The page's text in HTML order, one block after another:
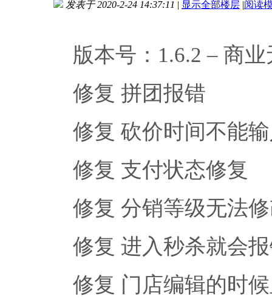
发表于 2020-2-24 14:37:11 | 显示全部楼层 |阅读
版本号：1.6.2 – 商
修复 拼团报错
修复 砍价时间不能
修复 支付状态修复
修复 分销等级无法
修复 进入秒杀就会
修复 门店编辑的时